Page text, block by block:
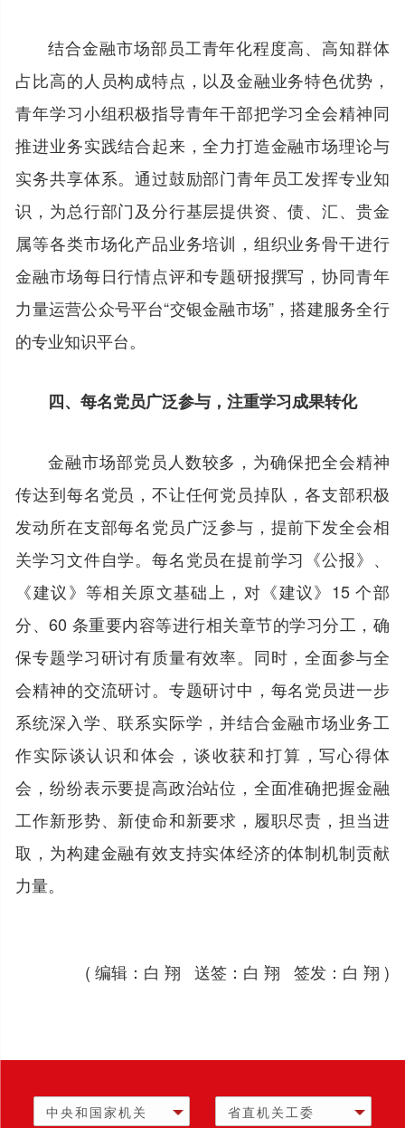
结合金融市场部员工青年化程度高、高知群体
占比高的人员构成特点，以及金融业务特色优势，
青年学习小组积极指导青年干部把学习全会精神同
推进业务实践结合起来，全力打造金融市场理论与
实务共享体系。通过鼓励部门青年员工发挥专业知
识，为总行部门及分行基层提供资、债、汇、贵金
属等各类市场化产品业务培训，组织业务骨干进行
金融市场每日行情点评和专题研报撰写，协同青年
力量运营公众号平台“交银金融市场”，搭建服务全行
的专业知识平台。
四、每名党员广泛参与，注重学习成果转化
金融市场部党员人数较多，为确保把全会精神
传达到每名党员，不让任何党员掉队，各支部积极
发动所在支部每名党员广泛参与，提前下发全会相
关学习文件自学。每名党员在提前学习《公报》、
《建议》等相关原文基础上，对《建议》15 个部
分、60 条重要内容等进行相关章节的学习分工，确
保专题学习研讨有质量有效率。同时，全面参与全
会精神的交流研讨。专题研讨中，每名党员进一步
系统深入学、联系实际学，并结合金融市场业务工
作实际谈认识和体会，谈收获和打算，写心得体
会，纷纷表示要提高政治站位，全面准确把握金融
工作新形势、新使命和新要求，履职尽责，担当进
取，为构建金融有效支持实体经济的体制机制贡献
力量。
( 编辑：白 翔 送签：白 翔 签发：白 翔 )
中央和国家机关 省直机关工委